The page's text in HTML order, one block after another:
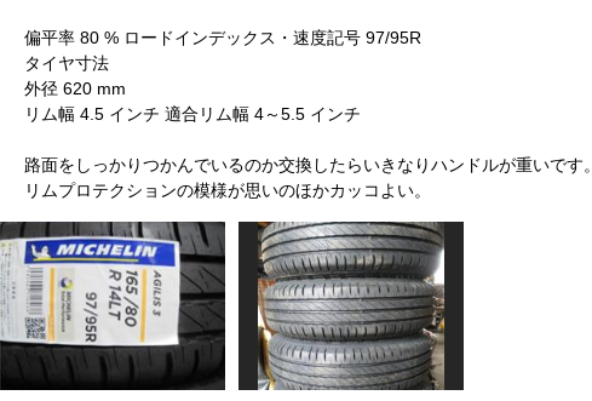
偏平率 80 % ロードインデックス・速度記号 97/95R
タイヤ寸法
外径 620 mm
リム幅 4.5 インチ 適合リム幅 4～5.5 インチ
路面をしっかりつかんでいるのか交換したらいきなりハンドルが重いです。
リムプロテクションの模様が思いのほかカッコよい。